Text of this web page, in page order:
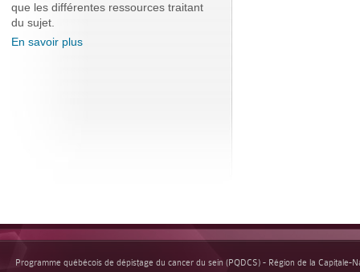
que les différentes ressources traitant
du sujet.
En savoir plus
Programme québécois de dépistage du cancer du sein (PQDCS) - Région de la Capitale-